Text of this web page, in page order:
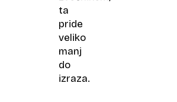
ta
pride
veliko
manj
do
izraza.